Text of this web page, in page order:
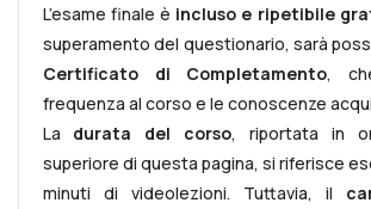
L’esame finale è incluso e ripetibile
superamento del questionario, sarà
Certificato di Completamento,
frequenza al corso e le conoscenze
La durata del corso, riportata in
superiore di questa pagina, si riferisce
minuti di videolezioni. Tuttavia, il